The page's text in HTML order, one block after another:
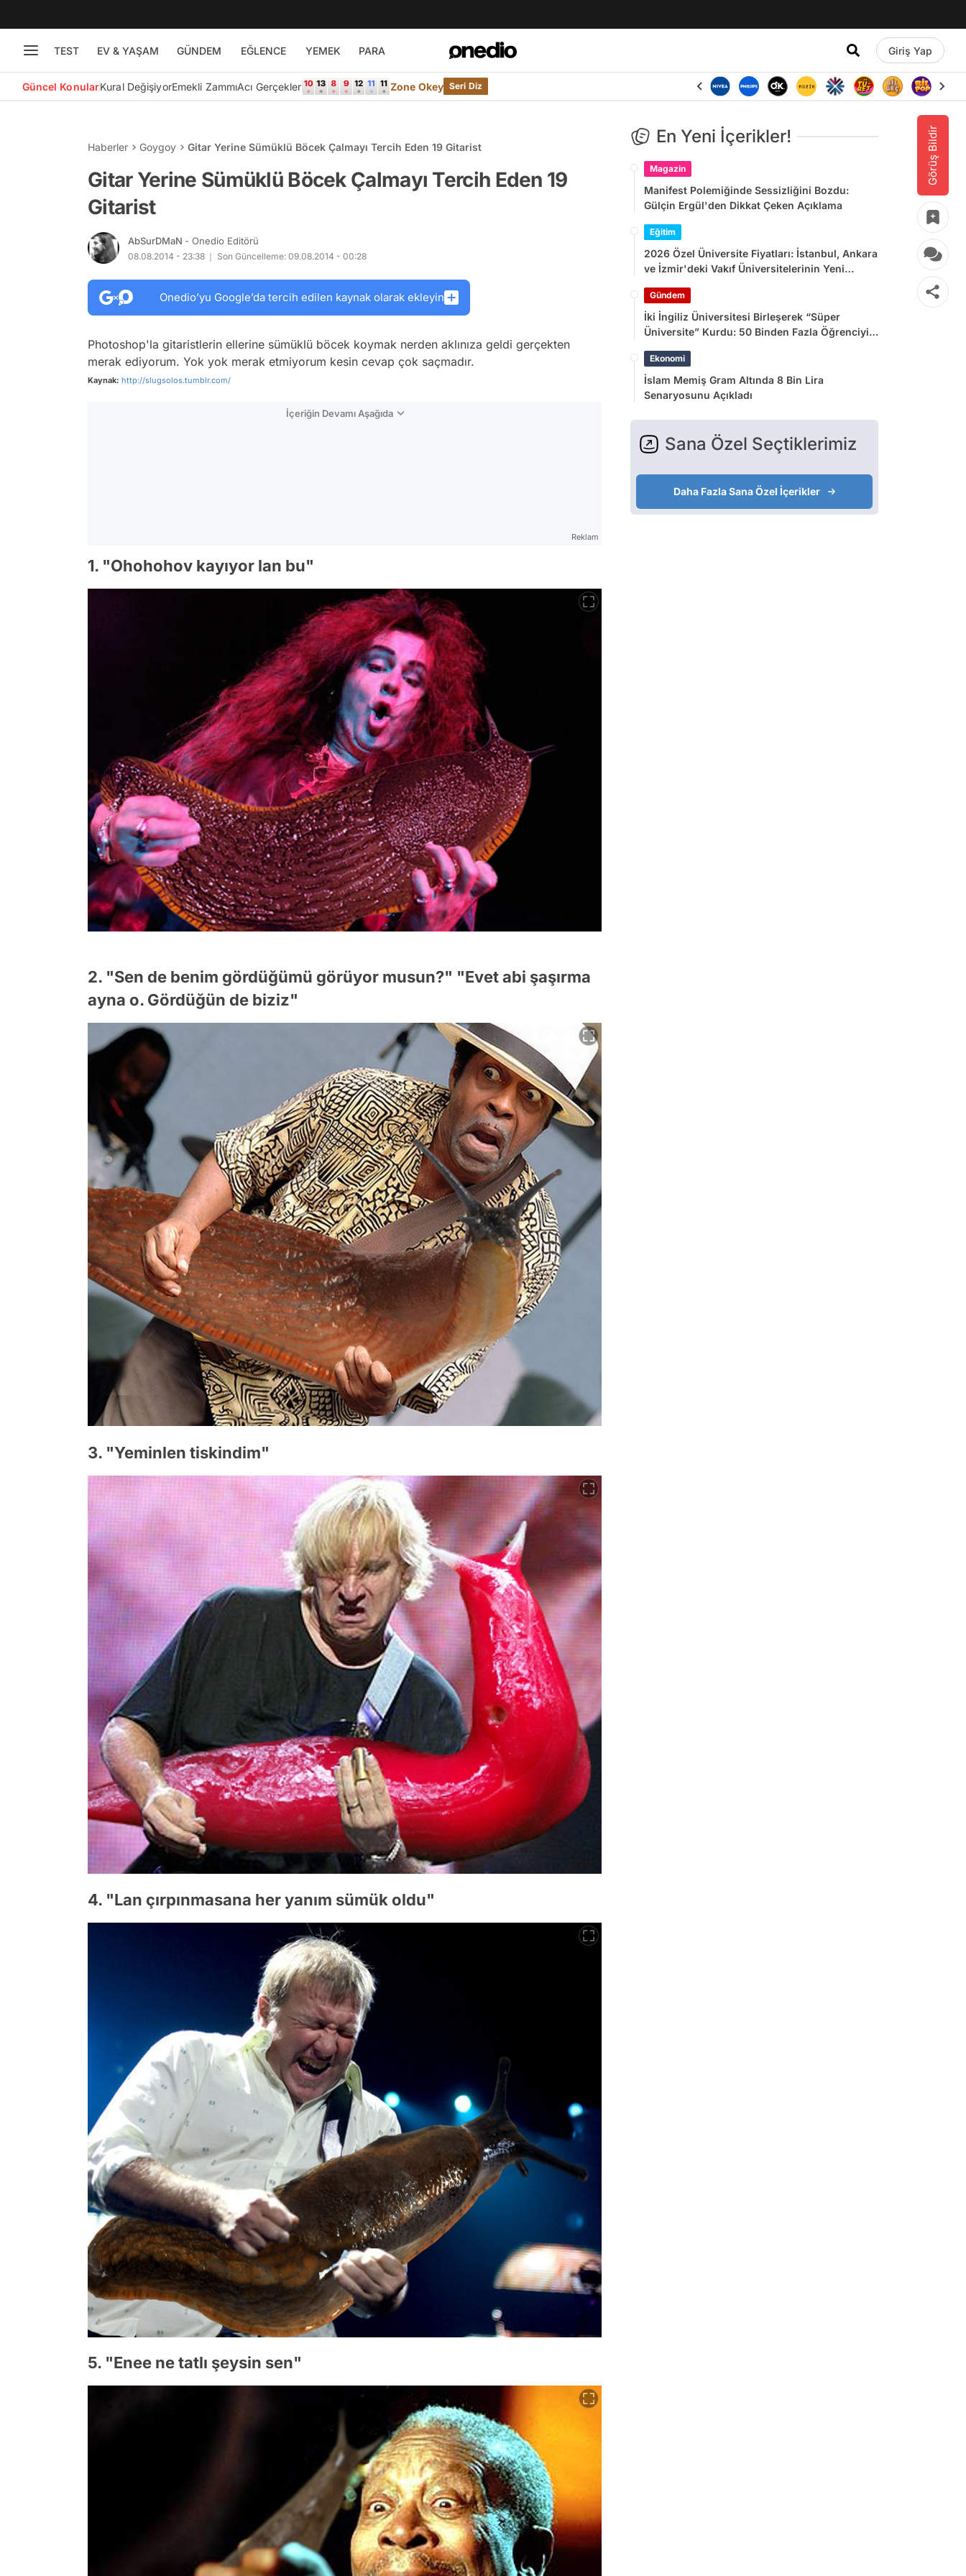
TEST EV & YAŞAM GÜNDEM EĞLENCE YEMEK PARA Giriş Yap
Güncel KonularKural DeğişiyorEmekli ZammıAcı Gerçekler Zone Okey Seri Diz
Görüş Bildir
Haberler Goygoy Gitar Yerine Sümüklü Böcek Çalmayı Tercih Eden 19 Gitarist
Gitar Yerine Sümüklü Böcek Çalmayı Tercih Eden 19
Gitarist
AbSurDMaN - Onedio Editörü
08.08.2014 - 23:38 Son Güncelleme: 09.08.2014 - 00:28
Onedio’yu Google’da tercih edilen kaynak olarak ekleyin
Photoshop'la gitaristlerin ellerine sümüklü böcek koymak nerden aklınıza geldi gerçekten
merak ediyorum. Yok yok merak etmiyorum kesin cevap çok saçmadır.
Kaynak: http://slugsolos.tumblr.com/
İçeriğin Devamı Aşağıda
Reklam
1. "Ohohohov kayıyor lan bu"
2. "Sen de benim gördüğümü görüyor musun?" "Evet abi şaşırma
ayna o. Gördüğün de biziz"
3. "Yeminlen tiskindim"
4. "Lan çırpınmasana her yanım sümük oldu"
5. "Enee ne tatlı şeysin sen"
En Yeni İçerikler!
Magazin
Manifest Polemiğinde Sessizliğini Bozdu:
Gülçin Ergül'den Dikkat Çeken Açıklama
Eğitim
2026 Özel Üniversite Fiyatları: İstanbul, Ankara
ve İzmir'deki Vakıf Üniversitelerinin Yeni
Gündem
İki İngiliz Üniversitesi Birleşerek “Süper
Üniversite” Kurdu: 50 Binden Fazla Öğrenciyi
Ekonomi
İslam Memiş Gram Altında 8 Bin Lira
Senaryosunu Açıkladı
Sana Özel Seçtiklerimiz
Daha Fazla Sana Özel İçerikler